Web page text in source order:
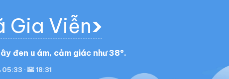
Gia Viễn
đen u ám, cảm giác như 38°.
05:33 · 🌇 18:31